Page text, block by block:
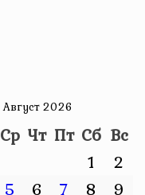
Август 2026
Ср Чт Пт Сб Вс
1
2
5 6 7 8 9